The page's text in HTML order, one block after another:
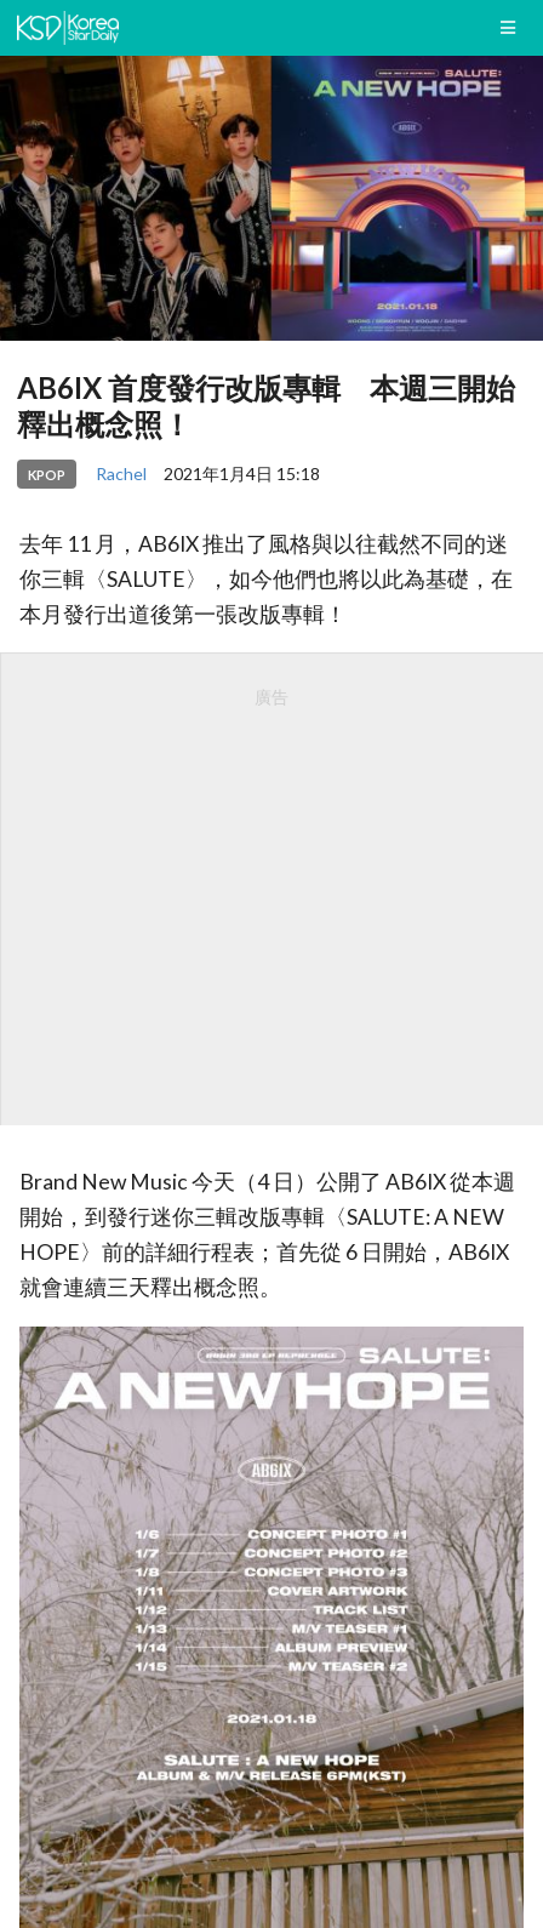
AB6IX 首度發行改版專輯 本週三開始
釋出概念照！
KPOP Rachel 2021年1月4日 15:18
去年 11 月，AB6IX 推出了風格與以往截然不同的迷
你三輯〈SALUTE〉，如今他們也將以此為基礎，在
本月發行出道後第一張改版專輯！
廣告
Brand New Music 今天（4 日）公開了 AB6IX 從本週
開始，到發行迷你三輯改版專輯〈SALUTE: A NEW
HOPE〉前的詳細行程表；首先從 6 日開始，AB6IX
就會連續三天釋出概念照。